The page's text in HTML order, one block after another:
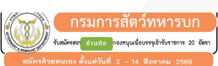
-
อ่านต่อ